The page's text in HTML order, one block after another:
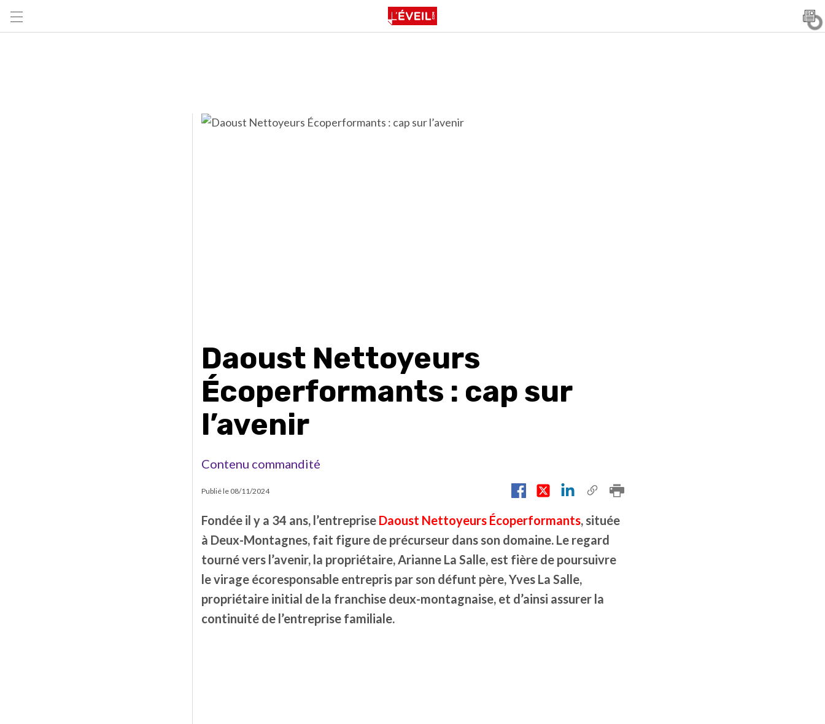
Daoust Nettoyeurs
Écoperformants : cap sur
l’avenir
Contenu commandité
Publié le 08/11/2024
Fondée il y a 34 ans, l’entreprise Daoust Nettoyeurs Écoperformants, située
à Deux-Montagnes, fait figure de précurseur dans son domaine. Le regard
tourné vers l’avenir, la propriétaire, Arianne La Salle, est fière de poursuivre
le virage écoresponsable entrepris par son défunt père, Yves La Salle,
propriétaire initial de la franchise deux-montagnaise, et d’ainsi assurer la
continuité de l’entreprise familiale.